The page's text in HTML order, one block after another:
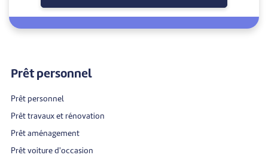
Prêt personnel
Prêt personnel
Prêt travaux et rénovation
Prêt aménagement
Prêt voiture d'occasion